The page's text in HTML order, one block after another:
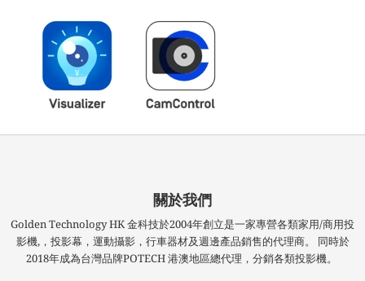
關於我們
Golden Technology HK 金科技於2004年創立是一家專營各類家用/商用投
影機,，投影幕，運動攝影，行車器材及週邊產品銷售的代理商。 同時於
2018年成為台灣品牌POTECH 港澳地區總代理，分銷各類投影機。